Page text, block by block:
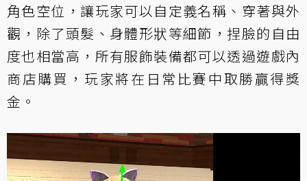
角色空位，讓玩家可以自定義名稱、穿著與外
觀，除了頭髮、身體形狀等細節，捏臉的自由
度也相當高，所有服飾裝備都可以透過遊戲內
商店購買，玩家將在日常比賽中取勝贏得獎
金。